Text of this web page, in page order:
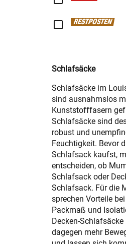
RESTPOSTEN
Schlafsäcke
Schlafsäcke im
sind ausnahmslos
Kunststofffasern
Schlafsäcke sind
robust und
Feuchtigkeit. Bevor
Schlafsack kaufst,
entscheiden, ob
Schlafsack oder
Schlafsack. Für die
sprechen Vorteile
Packmaß und
Decken-Schlafsäcke
dagegen mehr